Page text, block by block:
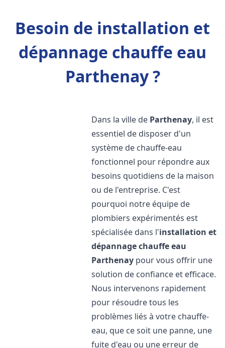
Besoin de installation et
dépannage chauffe eau
Parthenay ?
Dans la ville de Parthenay, il est
essentiel de disposer d'un
système de chauffe-eau
fonctionnel pour répondre aux
besoins quotidiens de la maison
ou de l'entreprise. C'est
pourquoi notre équipe de
plombiers expérimentés est
spécialisée dans l'installation et
dépannage chauffe eau
Parthenay pour vous offrir une
solution de confiance et efficace.
Nous intervenons rapidement
pour résoudre tous les
problèmes liés à votre chauffe-
eau, que ce soit une panne, une
fuite d'eau ou une erreur de